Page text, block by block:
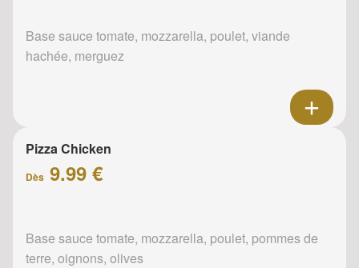
Base sauce tomate, mozzarella, poulet, viande
hachée, merguez
Pizza Chicken
Dès 9.99 €
Base sauce tomate, mozzarella, poulet, pommes de
terre, oignons, olives